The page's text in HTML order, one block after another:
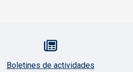
Boletines de actividades